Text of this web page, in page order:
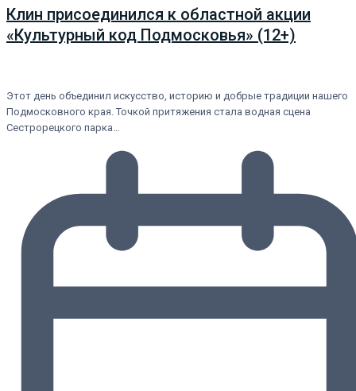
Клин присоединился к областной акции
«Культурный код Подмосковья» (12+)
Этот день объединил искусство, историю и добрые традиции нашего
Подмосковного края. Точкой притяжения стала водная сцена
Сестрорецкого парка…